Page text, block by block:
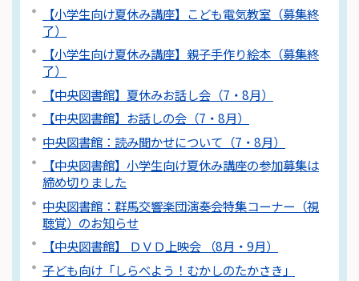
【小学生向け夏休み講座】こども電気教室（募集終
了）
【小学生向け夏休み講座】親子手作り絵本（募集終
了）
【中央図書館】夏休みお話し会（7・8月）
【中央図書館】お話しの会（7・8月）
中央図書館：読み聞かせについて（7・8月）
【中央図書館】小学生向け夏休み講座の参加募集は
締め切りました
中央図書館：群馬交響楽団演奏会特集コーナー（視
聴覚）のお知らせ
【中央図書館】 ＤＶＤ上映会 （8月・9月）
子ども向け「しらべよう！むかしのたかさき」